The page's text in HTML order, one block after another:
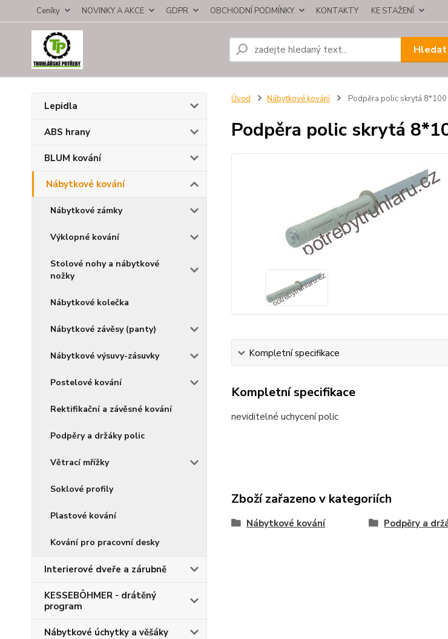
Ceníky NOVINKY A AKCE GDPR OBCHODNÍ PODMÍNKY KONTAKTY KE STAŽENÍ
Hledat
Lepidla
ABS hrany
BLUM kování
Nábytkové kování
Nábytkové zámky
Výklopné kování
Stolové nohy a nábytkové
nožky
Nábytkové kolečka
Nábytkové závěsy (panty)
Nábytkové výsuvy-zásuvky
Postelové kování
Rektifikační a závěsné kování
Podpěry a držáky polic
Větrací mřížky
Soklové profily
Plastové kování
Kování pro pracovní desky
Interierové dveře a zárubně
KESSEBÖHMER - drátěný
program
Nábytkové úchytky a věšáky
Úvod Nábytkové kování Podpěra polic skrytá 8*100
Podpěra polic skrytá
Kompletní specifikace
Kompletní specifikace
neviditelné uchycení polic
Zboží zařazeno v kategoriích
Nábytkové kování Podpěry a